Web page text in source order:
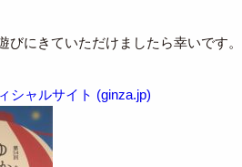
びにきていただけましたら幸いです。
シャルサイト (ginza.jp)